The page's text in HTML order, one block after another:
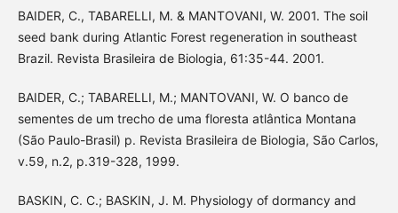
BAIDER, C., TABARELLI, M. & MANTOVANI, W. 2001. The soil
seed bank during Atlantic Forest regeneration in southeast
Brazil. Revista Brasileira de Biologia, 61:35-44. 2001.
BAIDER, C.; TABARELLI, M.; MANTOVANI, W. O banco de
sementes de um trecho de uma floresta atlântica Montana
(São Paulo-Brasil) p. Revista Brasileira de Biologia, São Carlos,
v.59, n.2, p.319-328, 1999.
BASKIN, C. C.; BASKIN, J. M. Physiology of dormancy and